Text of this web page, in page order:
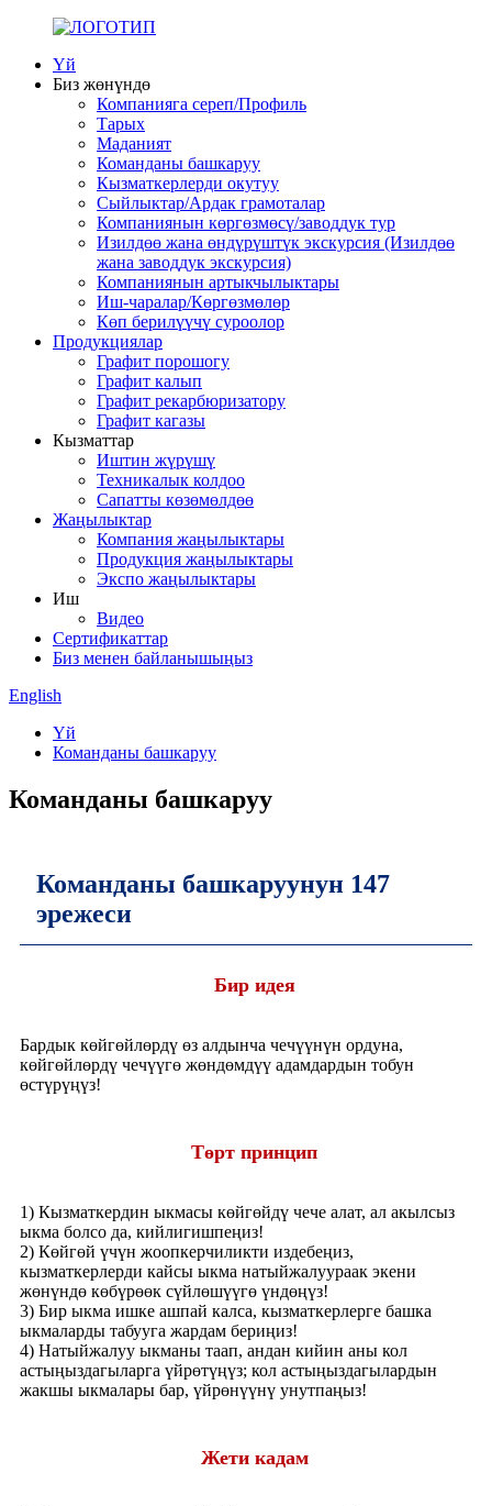
Үй
Биз жөнүндө
Компанияга сереп/Профиль
Тарых
Маданият
Команданы башкаруу
Кызматкерлерди окутуу
Сыйлыктар/Ардак грамоталар
Компаниянын көргөзмөсү/заводдук тур
Изилдөө жана өндүрүштүк экскурсия (Изилдөө
жана заводдук экскурсия)
Компаниянын артыкчылыктары
Иш-чаралар/Көргөзмөлөр
Көп берилүүчү суроолор
Продукциялар
Графит порошогу
Графит калып
Графит рекарбюризатору
Графит кагазы
Кызматтар
Иштин жүрүшү
Техникалык колдоо
Сапатты көзөмөлдөө
Жаңылыктар
Компания жаңылыктары
Продукция жаңылыктары
Экспо жаңылыктары
Иш
Видео
Сертификаттар
Биз менен байланышыңыз
English
Үй
Команданы башкаруу
Команданы башкаруу
Команданы башкаруунун 147
эрежеси
Бир идея
Бардык көйгөйлөрдү өз алдынча чечүүнүн ордуна,
көйгөйлөрдү чечүүгө жөндөмдүү адамдардын тобун
өстүрүңүз!
Төрт принцип
1) Кызматкердин ыкмасы көйгөйдү чече алат, ал акылсыз
ыкма болсо да, кийлигишпеңиз!
2) Көйгөй үчүн жоопкерчиликти издебеңиз,
кызматкерлерди кайсы ыкма натыйжалуураак экени
жөнүндө көбүрөөк сүйлөшүүгө үндөңүз!
3) Бир ыкма ишке ашпай калса, кызматкерлерге башка
ыкмаларды табууга жардам бериңиз!
4) Натыйжалуу ыкманы таап, андан кийин аны кол
астыңыздагыларга үйрөтүңүз; кол астыңыздагылардын
жакшы ыкмалары бар, үйрөнүүнү унутпаңыз!
Жети кадам